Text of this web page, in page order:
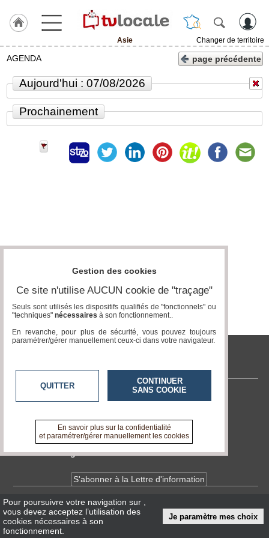
Asie
Changer de territoire
J'adhère
ACCUEIL
Asie
Gazette
Médias
groupe
Blogs
Prémium
annuaire
Accès
AGENDA page précédente
Aujourd'hui : 07/08/2026
Prochainement
tvlocale.fr
Contactez-nous
A propos de tvlocale.fr
Devenir délégué
S'abonner à la Lettre d'information
InfosCNIL/RGPD
Conditions Générales d'Utilisation
Pour poursuivre votre navigation sur
vous devez acceptez l’utilisation des
cookies nécessaires à son
fonctionnement.
Je paramètre mes choix
Gestion des cookies
Ce site n'utilise AUCUN cookie de "traçage"
Seuls sont utilisés les dispositifs qualifiés de "fonctionnels" ou
"techniques" nécessaires à son fonctionnement..
En revanche, pour plus de sécurité, vous pouvez toujours
paramétrer/gérer manuellement ceux-ci dans votre navigateur.
QUITTER
CONTINUER
SANS COOKIE
En savoir plus sur la confidentialité
et paramétrer/gérer manuellement les cookies